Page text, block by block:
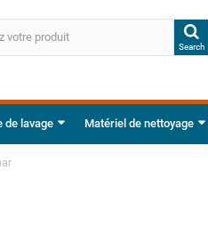
Search
de lavage Matériel de nettoyage